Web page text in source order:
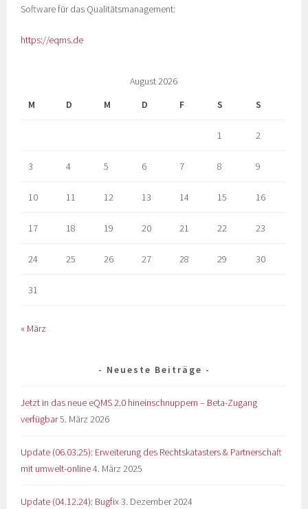
Software für das Qualitätsmanagement:
https://eqms.de
August 2026
M
D M D F S S
1 2
3 4 5 6 7 8 9
10 11 12 13 14 15 16
17 18 19 20 21 22 23
24 25 26 27 28 29 30
31
« März
Neueste Beiträge
Jetzt in das neue eQMS 2.0 hineinschnuppern – Beta-Zugang
verfügbar5. März 2026
Update (06.03.25): Erweiterung des Rechtskatasters & Partnerschaft
mit umwelt-online4. März 2025
Update (04.12.24): Bugfix3. Dezember 2024